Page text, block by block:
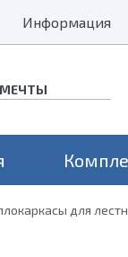
Информация
Информация
для